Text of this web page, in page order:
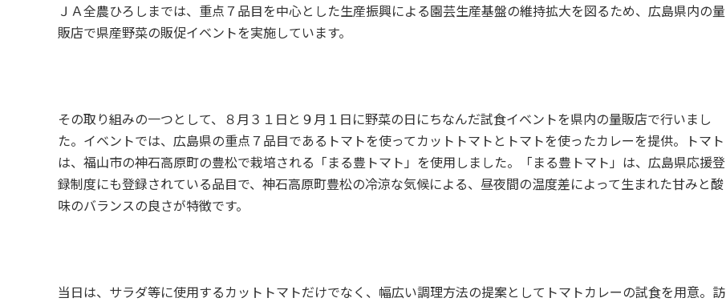
ＪＡ全農ひろしまでは、重点７品目を中心とした生産振興による園芸生産基盤の維持拡大を図るため、広島県内の量
販店で県産野菜の販促イベントを実施しています。
その取り組みの一つとして、８月３１日と９月１日に野菜の日にちなんだ試食イベントを県内の量販店で行いまし
た。イベントでは、広島県の重点７品目であるトマトを使ってカットトマトとトマトを使ったカレーを提供。トマト
は、福山市の神石高原町の豊松で栽培される「まる豊トマト」を使用しました。「まる豊トマト」は、広島県応援登
録制度にも登録されている品目で、神石高原町豊松の冷涼な気候による、昼夜間の温度差によって生まれた甘みと酸
味のバランスの良さが特徴です。
当日は、サラダ等に使用するカットトマトだけでなく、幅広い調理方法の提案としてトマトカレーの試食を用意。訪